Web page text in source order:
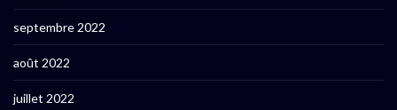
septembre 2022
août 2022
juillet 2022